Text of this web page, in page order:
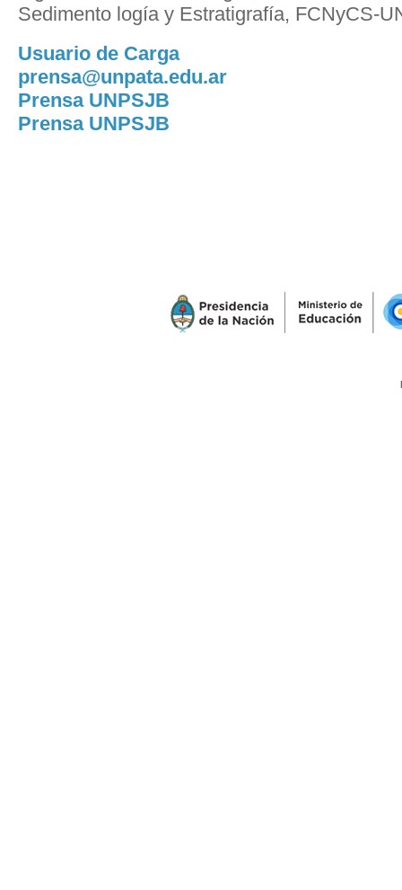
Sedimento logía y Estratigrafía, FCNyCS-
Usuario de Carga
prensa@unpata.edu.ar
Prensa UNPSJB
Prensa UNPSJB